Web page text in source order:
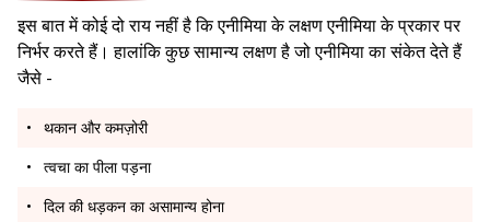
इस बात में कोई दो राय नहीं है कि एनीमिया के लक्षण एनीमिया के प्रकार पर
निर्भर करते हैं। हालांकि कुछ सामान्य लक्षण है जो एनीमिया का संकेत देते हैं
जैसे -
थकान और कमज़ोरी
त्वचा का पीला पड़ना
दिल की धड़कन का असामान्य होना